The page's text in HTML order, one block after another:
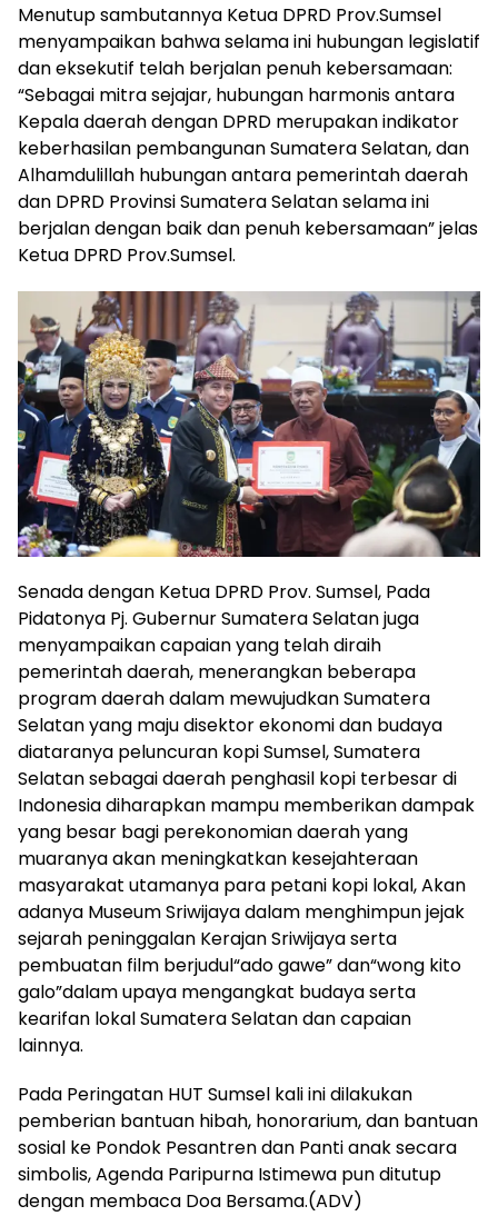
Menutup sambutannya Ketua DPRD Prov.Sumsel
menyampaikan bahwa selama ini hubungan legislatif
dan eksekutif telah berjalan penuh kebersamaan:
“Sebagai mitra sejajar, hubungan harmonis antara
Kepala daerah dengan DPRD merupakan indikator
keberhasilan pembangunan Sumatera Selatan, dan
Alhamdulillah hubungan antara pemerintah daerah
dan DPRD Provinsi Sumatera Selatan selama ini
berjalan dengan baik dan penuh kebersamaan” jelas
Ketua DPRD Prov.Sumsel.
Senada dengan Ketua DPRD Prov. Sumsel, Pada
Pidatonya Pj. Gubernur Sumatera Selatan juga
menyampaikan capaian yang telah diraih
pemerintah daerah, menerangkan beberapa
program daerah dalam mewujudkan Sumatera
Selatan yang maju disektor ekonomi dan budaya
diataranya peluncuran kopi Sumsel, Sumatera
Selatan sebagai daerah penghasil kopi terbesar di
Indonesia diharapkan mampu memberikan dampak
yang besar bagi perekonomian daerah yang
muaranya akan meningkatkan kesejahteraan
masyarakat utamanya para petani kopi lokal, Akan
adanya Museum Sriwijaya dalam menghimpun jejak
sejarah peninggalan Kerajan Sriwijaya serta
pembuatan film berjudul“ado gawe” dan“wong kito
galo”dalam upaya mengangkat budaya serta
kearifan lokal Sumatera Selatan dan capaian
lainnya.
Pada Peringatan HUT Sumsel kali ini dilakukan
pemberian bantuan hibah, honorarium, dan bantuan
sosial ke Pondok Pesantren dan Panti anak secara
simbolis, Agenda Paripurna Istimewa pun ditutup
dengan membaca Doa Bersama.(ADV)